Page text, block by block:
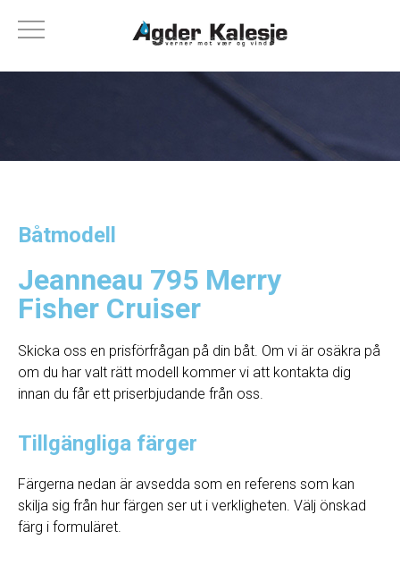
Båtmodell
Jeanneau 795 Merry
Fisher Cruiser
Skicka oss en prisförfrågan på din båt. Om vi ​​är osäkra på
om du har valt rätt modell kommer vi att kontakta dig
innan du får ett priserbjudande från oss.
Tillgängliga färger
Färgerna nedan är avsedda som en referens som kan
skilja sig från hur färgen ser ut i verkligheten. Välj önskad
färg i formuläret.